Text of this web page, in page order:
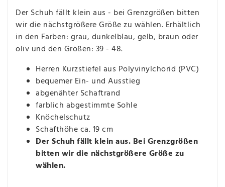
Der Schuh fällt klein aus - bei Grenzgrößen bitten
wir die nächstgrößere Größe zu wählen. Erhältlich
in den Farben: grau, dunkelblau, gelb, braun oder
oliv und den Größen: 39 - 48.
Herren Kurzstiefel aus Polyvinylchorid (PVC)
bequemer Ein- und Ausstieg
abgenähter Schaftrand
farblich abgestimmte Sohle
Knöchelschutz
Schafthöhe ca. 19 cm
Der Schuh fällt klein aus. Bei Grenzgrößen
bitten wir die nächstgrößere Größe zu
wählen.